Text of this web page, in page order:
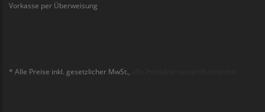
Vorkasse per Überweisung
* Alle Preise inkl. gesetzlicher MwSt.,